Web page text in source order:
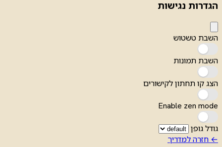
הגדרות נגישות
השבת טשטוש
השבת תמונות
הצג קו תחתון לקישורים
Enable zen mode
גודל גופן
← חזרה למדריך